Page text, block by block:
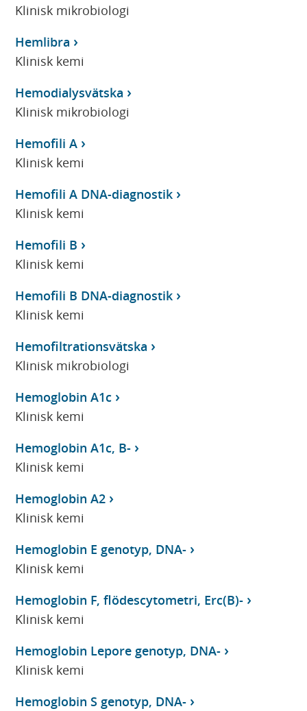
Klinisk mikrobiologi
Hemlibra
Klinisk kemi
Hemodialysvätska
Klinisk mikrobiologi
Hemofili A
Klinisk kemi
Hemofili A DNA-diagnostik
Klinisk kemi
Hemofili B
Klinisk kemi
Hemofili B DNA-diagnostik
Klinisk kemi
Hemofiltrationsvätska
Klinisk mikrobiologi
Hemoglobin A1c
Klinisk kemi
Hemoglobin A1c, B-
Klinisk kemi
Hemoglobin A2
Klinisk kemi
Hemoglobin E genotyp, DNA-
Klinisk kemi
Hemoglobin F, flödescytometri, Erc(B)-
Klinisk kemi
Hemoglobin Lepore genotyp, DNA-
Klinisk kemi
Hemoglobin S genotyp, DNA-